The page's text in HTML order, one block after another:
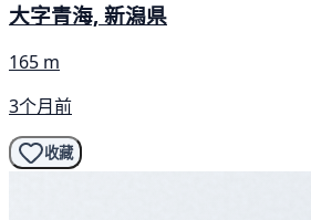
大字青海, 新潟県
165 m
3个月前
收藏